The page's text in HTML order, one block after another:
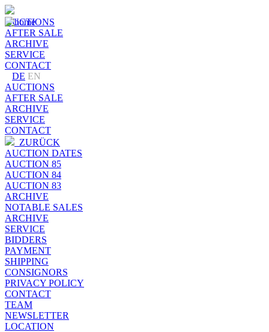
AUCTIONS
AFTER SALE
ARCHIVE
SERVICE
CONTACT
DE EN
AUCTIONS
AFTER SALE
ARCHIVE
SERVICE
CONTACT
ZURÜCK
AUCTION DATES
AUCTION 85
AUCTION 84
AUCTION 83
ARCHIVE
NOTABLE SALES
ARCHIVE
SERVICE
BIDDERS
PAYMENT
SHIPPING
CONSIGNORS
PRIVACY POLICY
CONTACT
TEAM
NEWSLETTER
LOCATION